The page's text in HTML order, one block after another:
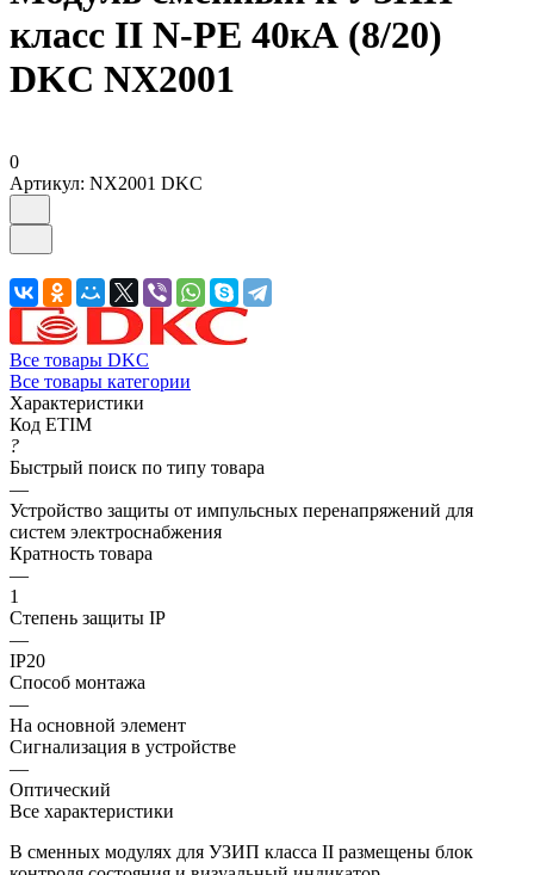
класс II N-PE 40кА (8/20)
DKC NX2001
0
Артикул: NX2001 DKC
Все товары DKC
Все товары категории
Характеристики
Код ETIM
?
Быстрый поиск по типу товара
—
Устройство защиты от импульсных перенапряжений для
систем электроснабжения
Кратность товара
—
1
Степень защиты IP
—
IP20
Способ монтажа
—
На основной элемент
Сигнализация в устройстве
—
Оптический
Все характеристики
В сменных модулях для УЗИП класса II размещены блок